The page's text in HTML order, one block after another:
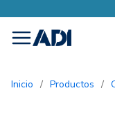
menu
Inicio / Productos /